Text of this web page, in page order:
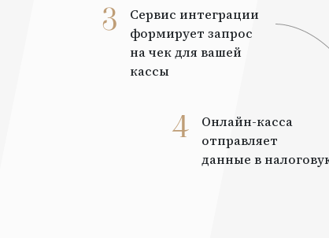
3
Сервис интеграции
формирует запрос
на чек для вашей
кассы
4
Онлайн-касса
отправляет
данные в